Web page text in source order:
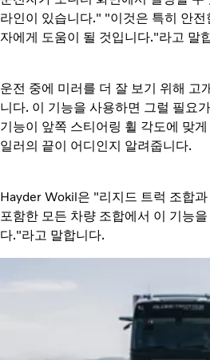
라인이 있습니다." "이것은 특히 안
자에게 도움이 될 것입니다."라고 말
운전 중에 미러를 더 잘 보기 위해 고
니다. 이 기능을 사용하면 그럴 필요
기능이 앞쪽 스티어링 휠 각도에 맞
일러의 끝이 어디인지 알려줍니다.
Hayder Wokil은 "리지드 트럭 조합
포함한 모든 차량 조합에서 이 기능
다."라고 말합니다.